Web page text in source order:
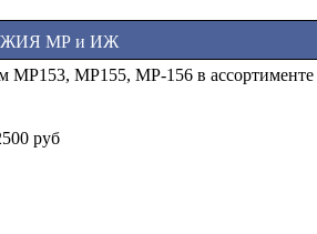
МР и ИЖ
МР153, МР155, МР-156 в ассортименте
руб